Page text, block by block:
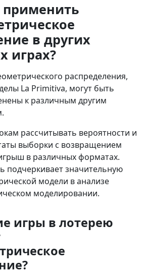
в других
играх?
распределения,
La Primitiva, могут быть
к различным другим
рассчитывать вероятности и
выборки с возвращением
в различных форматах.
подчеркивает значительную
модели в анализе
моделировании.
игры в лотерею